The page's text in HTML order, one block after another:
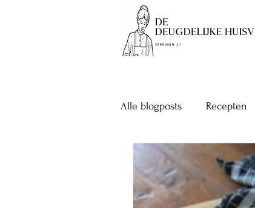
Alle blogposts Recepten